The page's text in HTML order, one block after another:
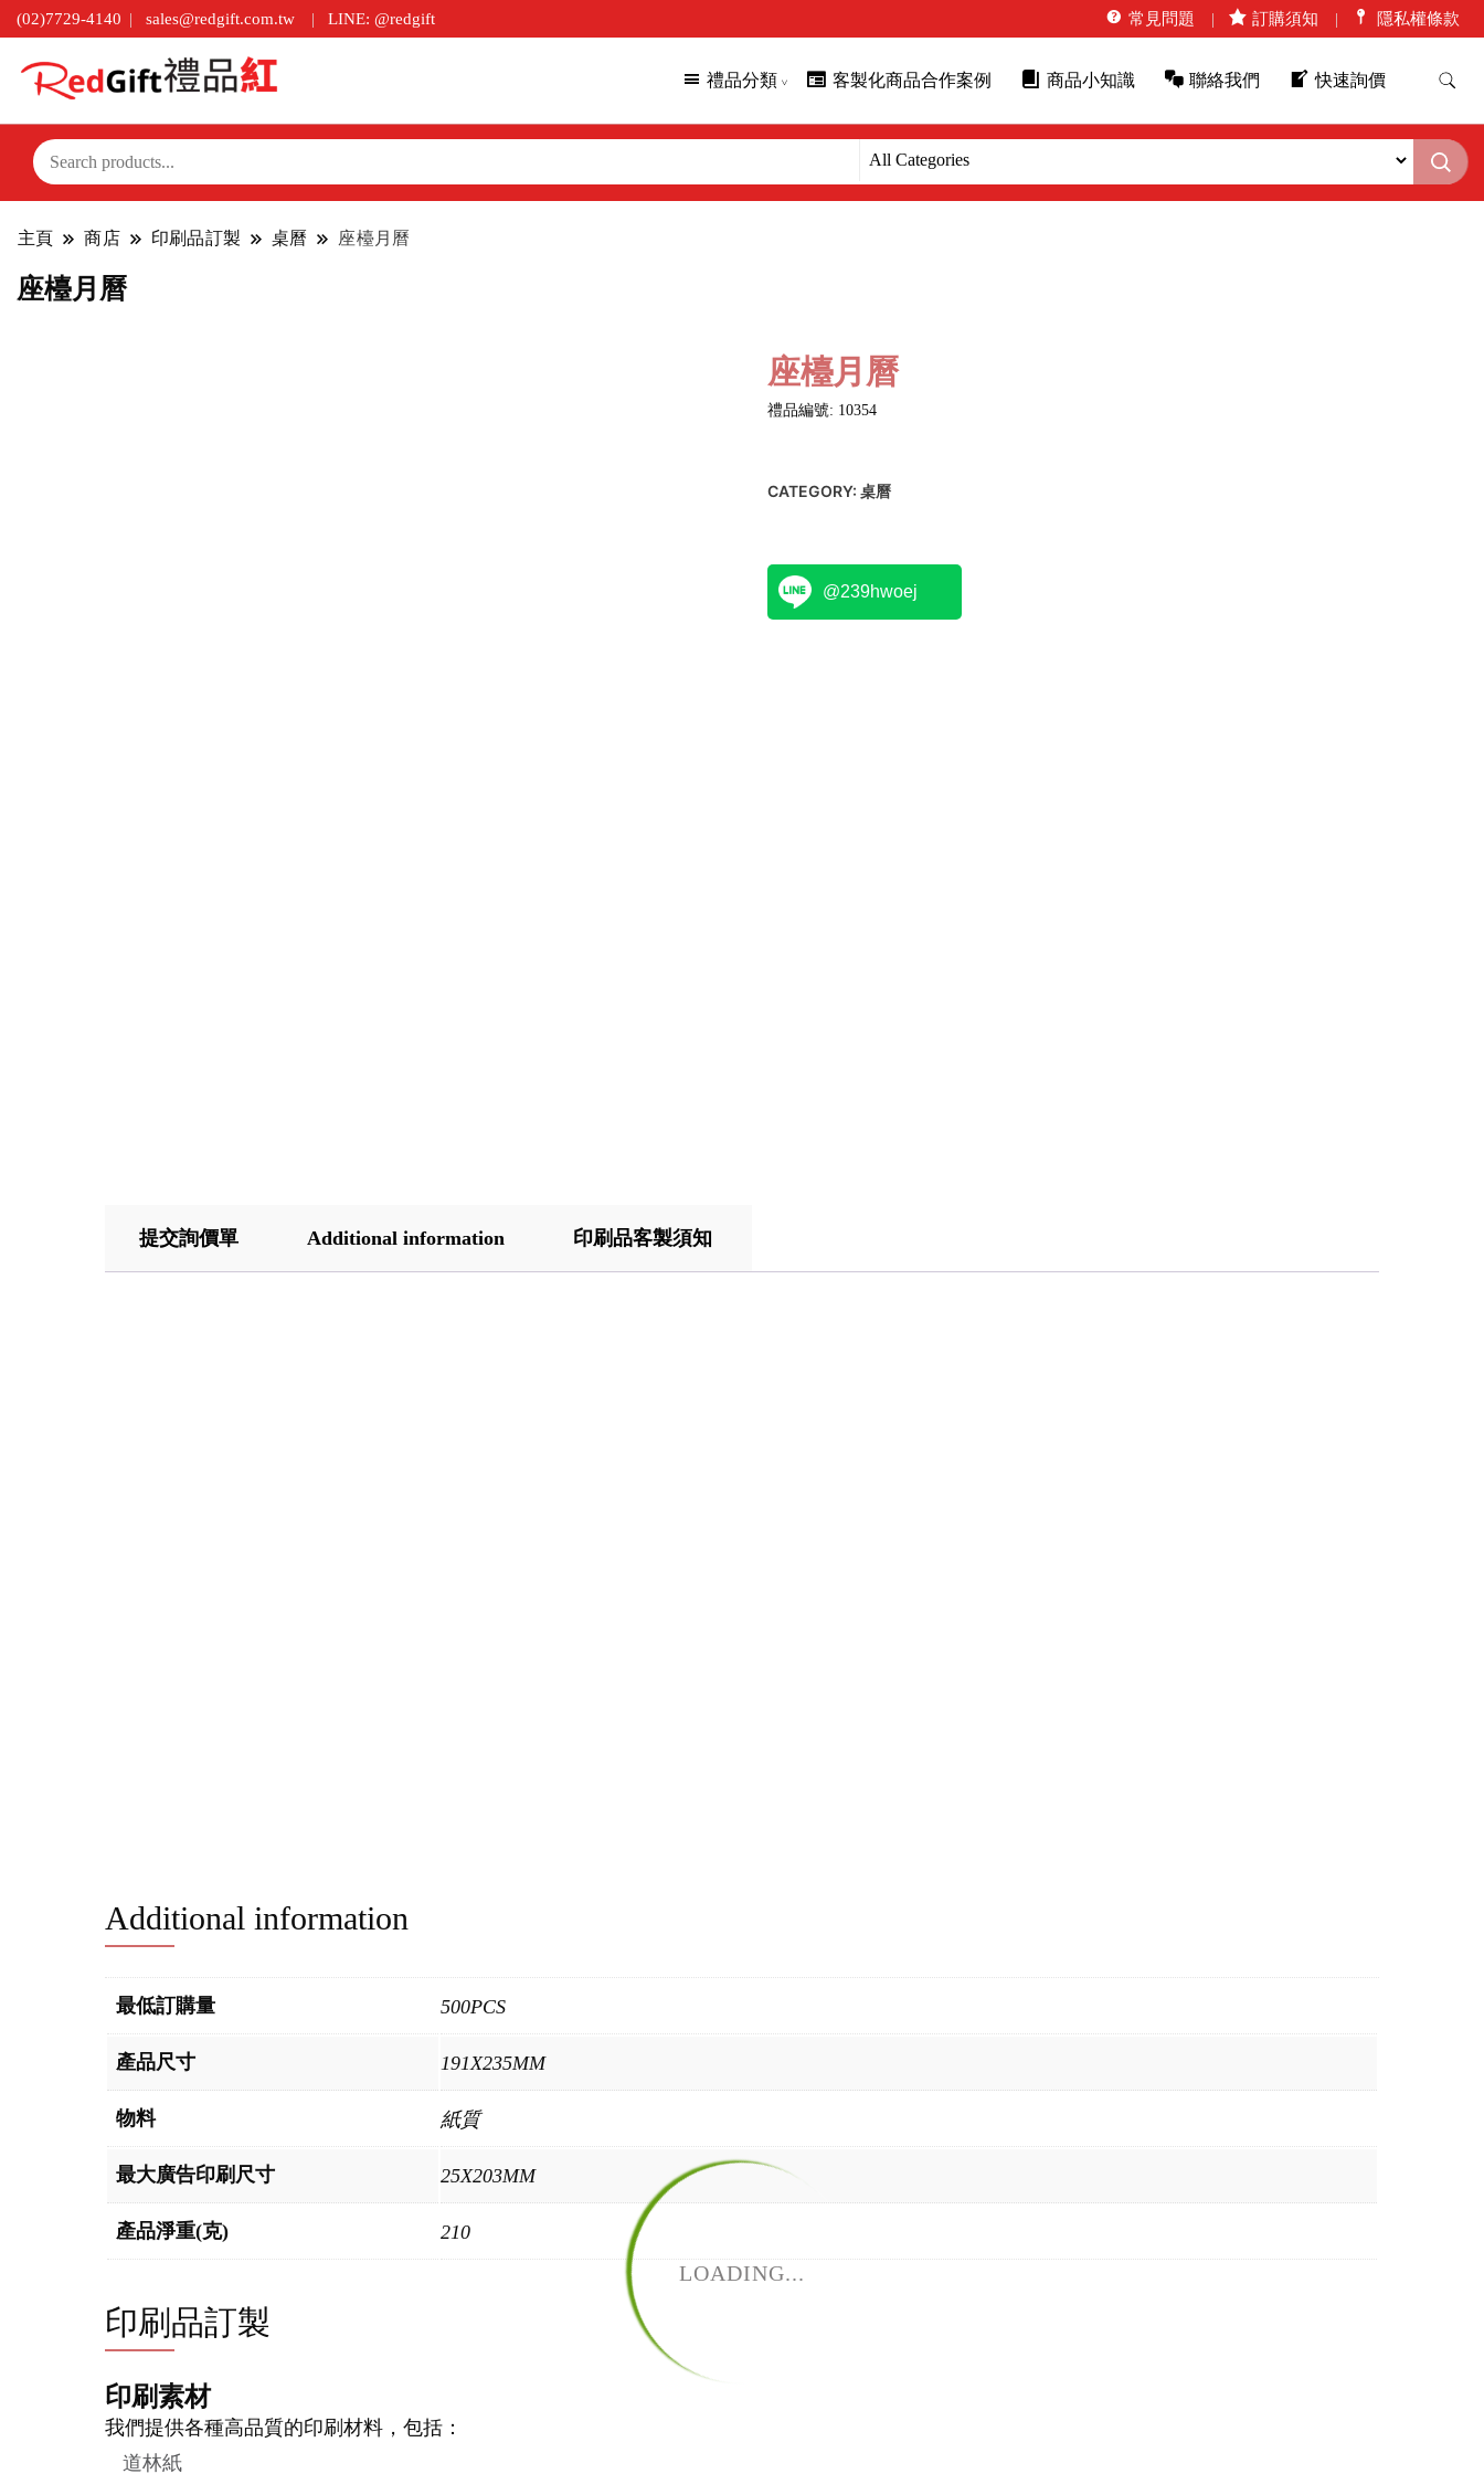
(02)7729-4140 sales@redgift.com.tw LINE: @redgift 常見問題 訂購須知 隱私權條款
禮品分類 客製化商品合作案例 商品小知識 聯絡我們 快速詢價
主頁 商店 印刷品訂製 桌曆 座檯月曆
座檯月曆
LOADING...
座檯月曆
禮品編號: 10354
CATEGORY:桌曆
@239hwoej
提交詢價單 Additional information 印刷品客製須知
Additional information
最低訂購量 500PCS
產品尺寸 191X235MM
物料 紙質
最大廣告印刷尺寸 25X203MM
產品淨重(克) 210
印刷品訂製
印刷素材
我們提供各種高品質的印刷材料，包括：
道林紙